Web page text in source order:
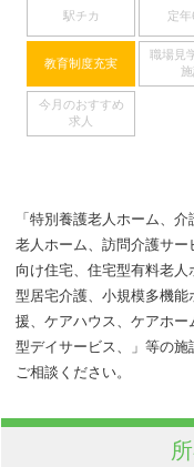
駅チカ 定年
教育制度充実
職場見
今月のおすすめ
求人
「特別養護老人ホーム、
老人ホーム、訪問介護サ
向け住宅、住宅型有料老
型居宅介護、小規模多機
援、ケアハウス、ケアホー
型デイサービス、」等の
ご相談ください。